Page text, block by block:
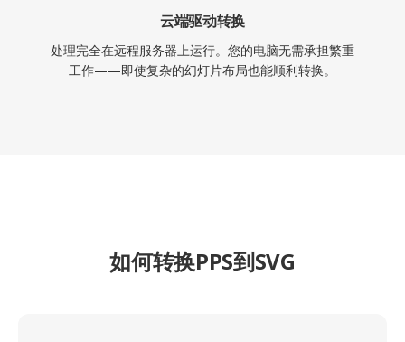
云端驱动转换
处理完全在远程服务器上运行。您的电脑无需承担繁重
工作——即使复杂的幻灯片布局也能顺利转换。
如何转换PPS到SVG